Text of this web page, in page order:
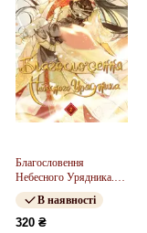
Благословення
Небесного Урядника.
Том 2
В наявності
320 ₴